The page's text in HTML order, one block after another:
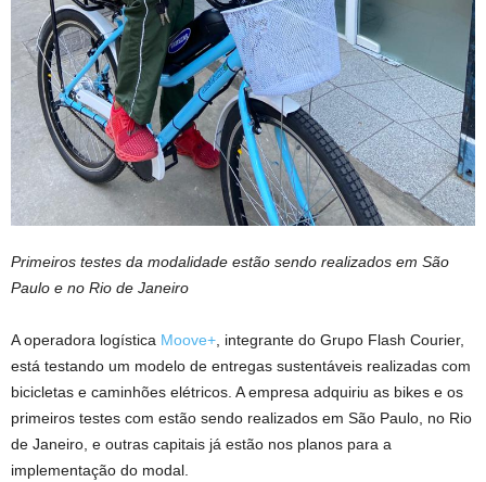
Primeiros testes da modalidade estão sendo realizados em São
Paulo e no Rio de Janeiro
A operadora logística Moove+ , integrante do Grupo Flash Courier,
está testando um modelo de entregas sustentáveis realizadas com
bicicletas e caminhões elétricos. A empresa adquiriu as bikes e os
primeiros testes com estão sendo realizados em São Paulo, no Rio
de Janeiro, e outras capitais já estão nos planos para a
implementação do modal.